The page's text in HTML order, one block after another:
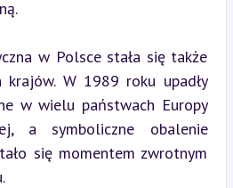
w Polsce stała się także
krajów. W 1989 roku upadły
w wielu państwach Europy
a symboliczne obalenie
się momentem zwrotnym